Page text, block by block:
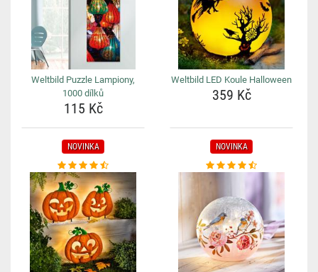
Weltbild Puzzle Lampiony,
1000 dílků
115 Kč
Weltbild LED Koule Halloween
359 Kč
NOVINKA NOVINKA